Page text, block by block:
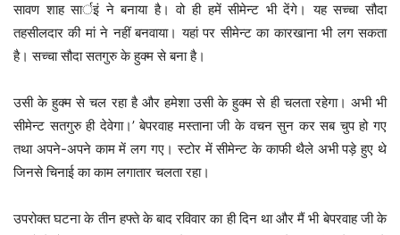
सावण शाह सार्इं ने बनाया है। वो ही हमें सीमेन्ट भी देंगे। यह सच्चा सौदा
तहसीलदार की मां ने नहीं बनवाया। यहां पर सीमेन्ट का कारखाना भी लग सकता
है। सच्चा सौदा सतगुरु के हुक्म से बना है।
उसी के हुक्म से चल रहा है और हमेशा उसी के हुक्म से ही चलता रहेगा। अभी भी
सीमेन्ट सतगुरु ही देवेगा।’ बेपरवाह मस्ताना जी के वचन सुन कर सब चुप हो गए
तथा अपने-अपने काम में लग गए। स्टोर में सीमेन्ट के काफी थैले अभी पड़े हुए थे
जिनसे चिनाई का काम लगातार चलता रहा।
उपरोक्त घटना के तीन हफ्ते के बाद रविवार का ही दिन था और मैं भी बेपरवाह जी के